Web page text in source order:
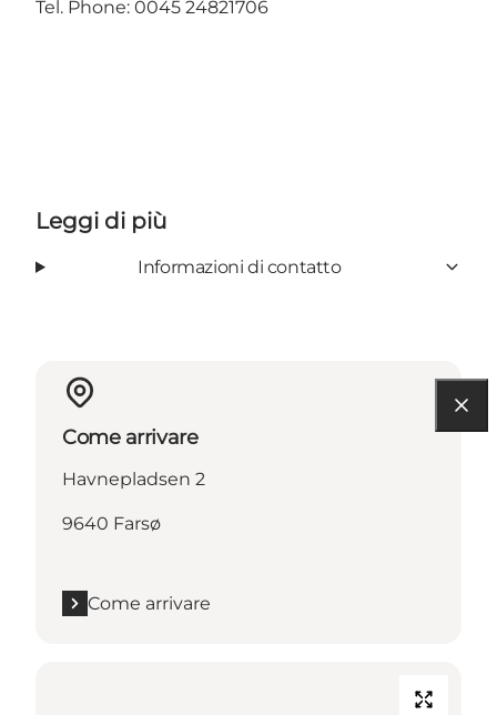
Tel. Phone: 0045 24821706
Leggi di più
Informazioni di contatto
Come arrivare
Havnepladsen 2
9640 Farsø
Come arrivare